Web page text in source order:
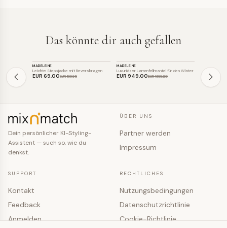
Das könnte dir auch gefallen
SALE
MADELEINE
Leichte Steppjacke mit Reverskragen
EUR 69,00EUR 199,95
SALE
MADELEINE
Luxuriöser Lammfellmantel für den Winter
EUR 949,00EUR 1399,00
SALE
EUR 69
Dein persönlicher KI-Styling-
Assistent — such so, wie du
denkst.
ÜBER UNS
Partner werden
Impressum
SUPPORT
Kontakt
Feedback
Anmelden
RECHTLICHES
Nutzungsbedingungen
Datenschutzrichtlinie
Cookie-Richtlinie